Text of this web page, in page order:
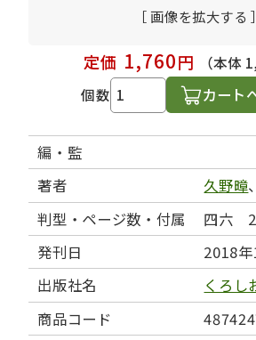
［ 画像を拡大する ］
定価 1,760円
（本体
個数
カート
編・監
著者
久野暲、
判型・ページ数・付属
四六
発刊日
2018年
出版社名
くろし
商品コード